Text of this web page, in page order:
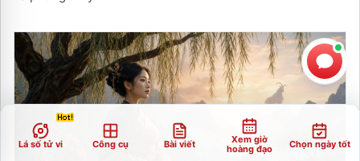
Lá số tử vi Công cụ Bài viết
Xem giờ
hoàng đạo
Chọn ngày tốt